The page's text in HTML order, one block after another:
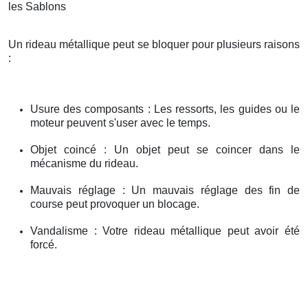
les Sablons
Un rideau métallique peut se bloquer pour plusieurs raisons
:
Usure des composants : Les ressorts, les guides ou le
moteur peuvent s'user avec le temps.
Objet coincé : Un objet peut se coincer dans le
mécanisme du rideau.
Mauvais réglage : Un mauvais réglage des fin de
course peut provoquer un blocage.
Vandalisme : Votre rideau métallique peut avoir été
forcé.